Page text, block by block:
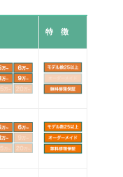
特 徴